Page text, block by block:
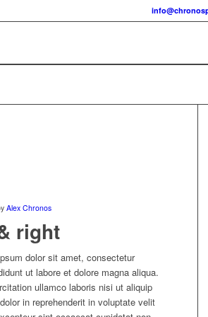
Alex Chronos
right
dolor sit amet, consectetur
ut labore et dolore magna aliqua.
ullamco laboris nisi ut aliquip
in reprehenderit in voluptate velit